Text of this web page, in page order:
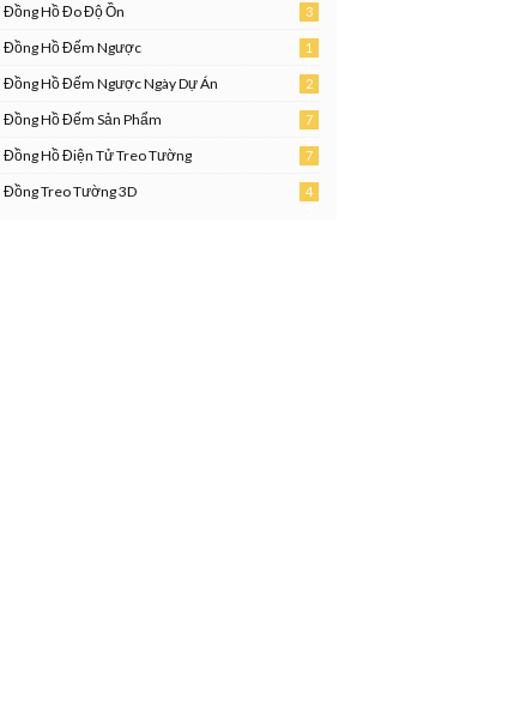
Đồng Hồ Đo Độ Ồn 3
Đồng Hồ Đếm Ngược
1
8
Đồng Hồ Đếm Ngược Ngày Dự Án
2
Đồng Hồ Đếm Sản Phẩm
7
Đồng Hồ Điện Tử Treo Tường 7
Đồng Treo Tường 3D
4